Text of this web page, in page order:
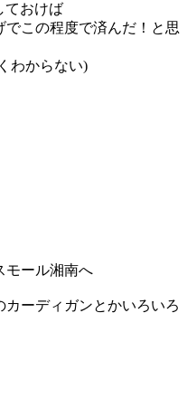
ておけば
この程度で済んだ！と思
わからない)
モール湘南へ
ーディガンとかいろいろ